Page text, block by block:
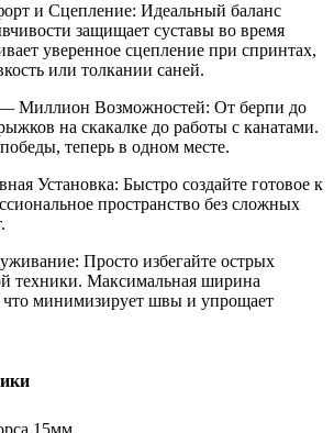
и Сцепление: Идеальный баланс
защищает суставы во время
уверенное сцепление при спринтах,
или толкании саней.
Миллион Возможностей: От берпи до
на скакалке до работы с канатами.
теперь в одном месте.
Установка: Быстро создайте готовое к
пространство без сложных
Просто избегайте острых
техники. Максимальная ширина
минимизирует швы и упрощает